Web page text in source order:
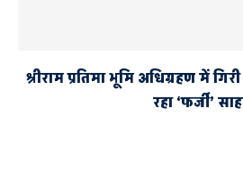
श्रीराम प्रतिमा भूमि अधिग्रहण में
रहा ‘फर्जी’